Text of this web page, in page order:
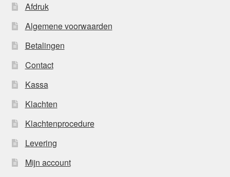
Afdruk
Algemene voorwaarden
Betalingen
Contact
Kassa
Klachten
Klachtenprocedure
Levering
Mijn account